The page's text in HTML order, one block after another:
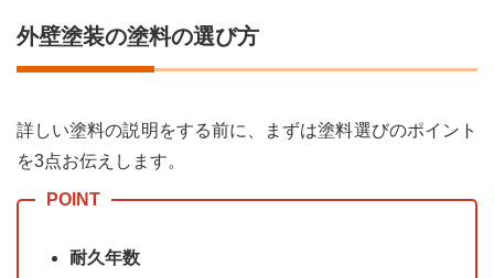
の選
1.耐
数
外壁
外壁塗装の塗料の選び方
詳しい塗料の説明をする前に、まずは塗料選びのポイント
を3点お伝えします。
耐久年数